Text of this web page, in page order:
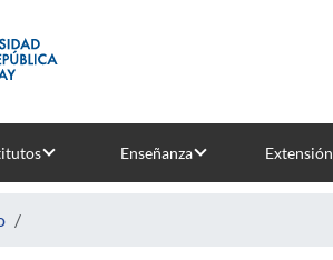
Enseñanza Extensión